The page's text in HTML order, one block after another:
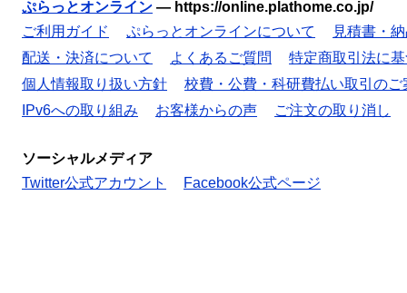
ぷらっとオンライン — https://online.plathome.co.jp/
ご利用ガイド
ぷらっとオンラインについて
見積書・
配送・決済について
よくあるご質問
特定商取引法に
個人情報取り扱い方針
校費・公費・科研費払い取引のご
IPv6への取り組み
お客様からの声 ご注文の取り消し
ソーシャルメディア
Twitter公式アカウント
Facebook公式ページ